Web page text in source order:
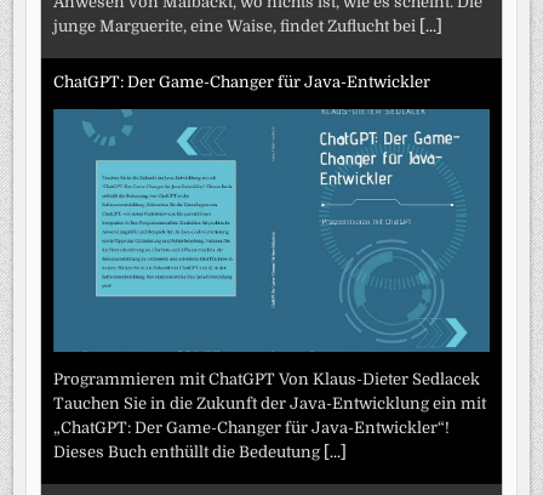
junge Marguerite, eine Waise, findet Zuflucht bei
[...]
ChatGPT: Der Game-Changer für Java-Entwickler
Programmieren mit ChatGPT Von Klaus-Dieter Sedlacek
Tauchen Sie in die Zukunft der Java-Entwicklung ein mit
„ChatGPT: Der Game-Changer für Java-Entwickler“!
Dieses Buch enthüllt die Bedeutung [...]